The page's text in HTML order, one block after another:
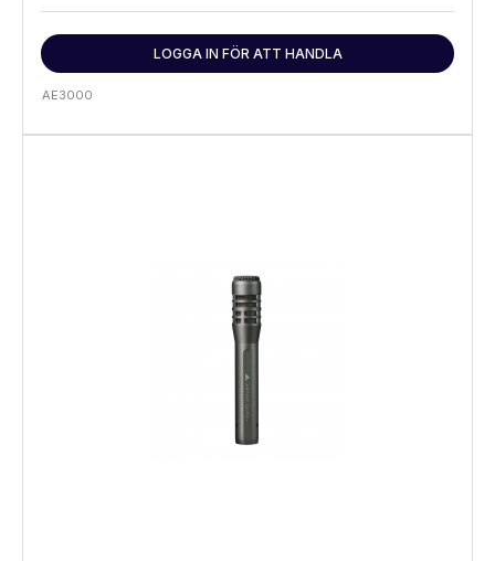
LOGGA IN FÖR ATT HANDLA
AE3000